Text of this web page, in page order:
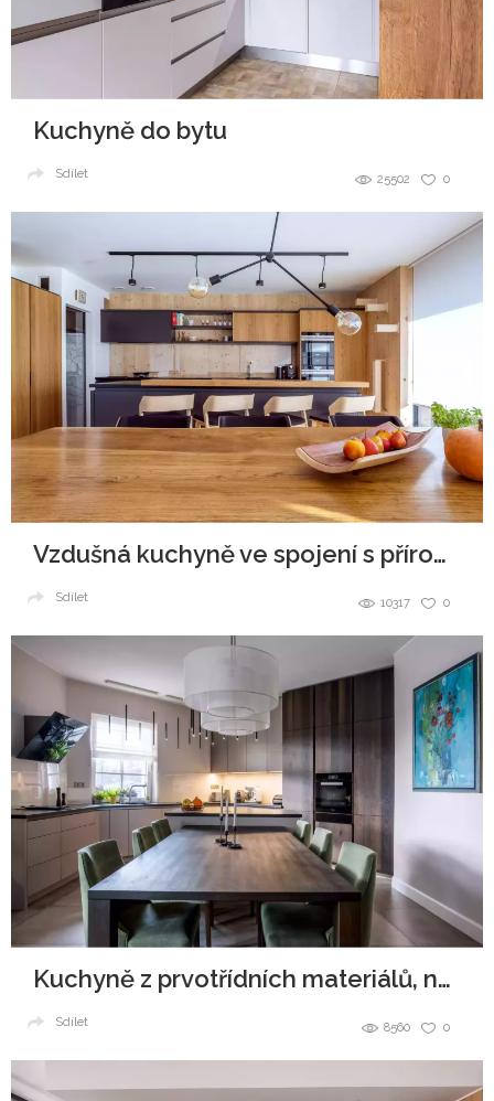
Kuchyně do bytu
0
25502
Sdílet
Vzdušná kuchyně ve spojení s přírodou
0
10317
Sdílet
Kuchyně z prvotřídních materiálů, navždy jako nová
0
8560
Sdílet